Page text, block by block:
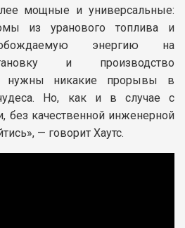
мощные и универсальные:
из уранового топлива и
энергию на
и производство
нужны никакие прорывы в
Но, как и в случае с
без качественной инженерной
— говорит Хаутс.